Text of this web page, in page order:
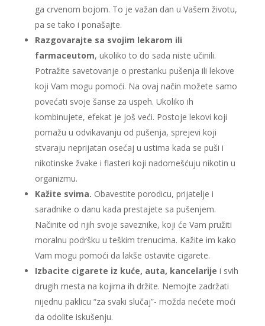
ga crvenom bojom. To je važan dan u Vašem životu,
pa se tako i ponašajte.
Razgovarajte sa svojim lekarom ili
farmaceutom, ukoliko to do sada niste učinili.
Potražite savetovanje o prestanku pušenja ili lekove
koji Vam mogu pomoći. Na ovaj način možete samo
povećati svoje šanse za uspeh. Ukoliko ih
kombinujete, efekat je još veći. Postoje lekovi koji
pomažu u odvikavanju od pušenja, sprejevi koji
stvaraju neprijatan osećaj u ustima kada se puši i
nikotinske žvake i flasteri koji nadomešćuju nikotin u
organizmu.
Kažite svima. Obavestite porodicu, prijatelje i
saradnike o danu kada prestajete sa pušenjem.
Načinite od njih svoje saveznike, koji će Vam pružiti
moralnu podršku u teškim trenucima. Kažite im kako
Vam mogu pomoći da lakše ostavite cigarete.
Izbacite cigarete iz kuće, auta, kancelarije i svih
drugih mesta na kojima ih držite. Nemojte zadržati
nijednu paklicu “za svaki slučaj”- možda nećete moći
da odolite iskušenju.